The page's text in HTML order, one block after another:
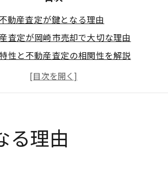
動産査定が鍵となる理由
査定が岡崎市売却で大切な理由
性と不動産査定の相関性を解説
市市場動向と不動産査定の関係性
不動産査定で売却成功へ導く秘訣
狙うなら不動産査定が必須
却実現には不動産査定が不可欠
る理由